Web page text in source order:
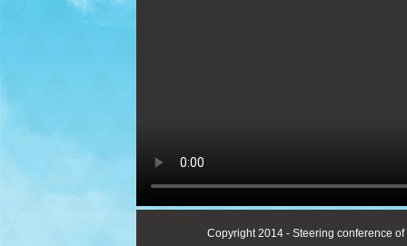
Copyright 2014 - Steering conference